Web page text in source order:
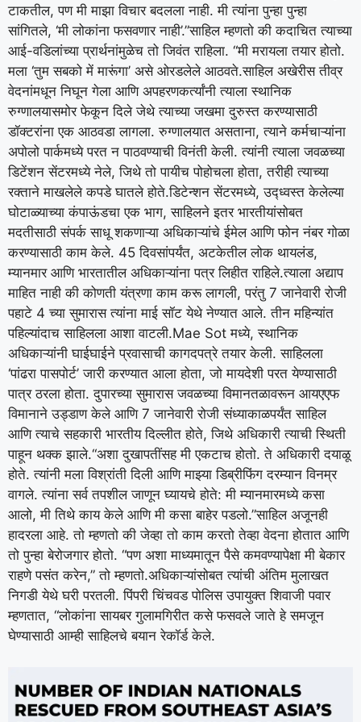
टाकतील, पण मी माझा विचार बदलला नाही. मी त्यांना पुन्हा पुन्हा
सांगितले, ‘मी लोकांना फसवणार नाही’.”साहिल म्हणतो की कदाचित त्याच्या
आई-वडिलांच्या प्रार्थनांमुळेच तो जिवंत राहिला. “मी मरायला तयार होतो.
मला ‘तुम सबको में मारूंगा’ असे ओरडलेले आठवते.साहिल अखेरीस तीव्र
वेदनांमधून निघून गेला आणि अपहरणकर्त्यांनी त्याला स्थानिक
रुग्णालयासमोर फेकून दिले जेथे त्याच्या जखमा दुरुस्त करण्यासाठी
डॉक्टरांना एक आठवडा लागला. रुग्णालयात असताना, त्याने कर्मचाऱ्यांना
अपोलो पार्कमध्ये परत न पाठवण्याची विनंती केली. त्यांनी त्याला जवळच्या
डिटेंशन सेंटरमध्ये नेले, जिथे तो पायीच पोहोचला होता, तरीही त्याच्या
रक्ताने माखलेले कपडे घातले होते.डिटेन्शन सेंटरमध्ये, उद्ध्वस्त केलेल्या
घोटाळ्याच्या कंपाऊंडचा एक भाग, साहिलने इतर भारतीयांसोबत
मदतीसाठी संपर्क साधू शकणाऱ्या अधिकाऱ्यांचे ईमेल आणि फोन नंबर गोळा
करण्यासाठी काम केले. 45 दिवसांपर्यंत, अटकेतील लोक थायलंड,
म्यानमार आणि भारतातील अधिकाऱ्यांना पत्र लिहीत राहिले.त्याला अद्याप
माहित नाही की कोणती यंत्रणा काम करू लागली, परंतु 7 जानेवारी रोजी
पहाटे 4 च्या सुमारास त्यांना माई सॉट येथे नेण्यात आले. तीन महिन्यांत
पहिल्यांदाच साहिलला आशा वाटली.Mae Sot मध्ये, स्थानिक
अधिकाऱ्यांनी घाईघाईने प्रवासाची कागदपत्रे तयार केली. साहिलला
‘पांढरा पासपोर्ट’ जारी करण्यात आला होता, जो मायदेशी परत येण्यासाठी
पात्र ठरला होता. दुपारच्या सुमारास जवळच्या विमानतळावरून आयएएफ
विमानाने उड्डाण केले आणि 7 जानेवारी रोजी संध्याकाळपर्यंत साहिल
आणि त्याचे सहकारी भारतीय दिल्लीत होते, जिथे अधिकारी त्याची स्थिती
पाहून थक्क झाले.“अशा दुखापतींसह मी एकटाच होतो. ते अधिकारी दयाळू
होते. त्यांनी मला विश्रांती दिली आणि माझ्या डिब्रीफिंग दरम्यान विनम्र
वागले. त्यांना सर्व तपशील जाणून घ्यायचे होते: मी म्यानमारमध्ये कसा
आलो, मी तिथे काय केले आणि मी कसा बाहेर पडलो.”साहिल अजूनही
हादरला आहे. तो म्हणतो की जेव्हा तो काम करतो तेव्हा वेदना होतात आणि
तो पुन्हा बेरोजगार होतो. “पण अशा माध्यमातून पैसे कमवण्यापेक्षा मी बेकार
राहणे पसंत करेन,” तो म्हणतो.अधिकाऱ्यांसोबत त्यांची अंतिम मुलाखत
निगडी येथे घरी परतली. पिंपरी चिंचवड पोलिस उपायुक्त शिवाजी पवार
म्हणतात, “लोकांना सायबर गुलामगिरीत कसे फसवले जाते हे समजून
घेण्यासाठी आम्ही साहिलचे बयान रेकॉर्ड केले.